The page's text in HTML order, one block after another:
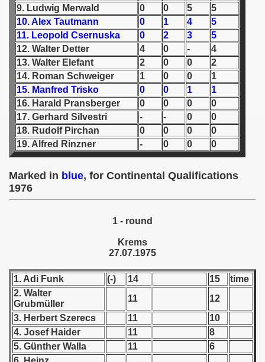
9. Ludwig Merwald
0 0 5
5
10. Alex Tautmann
0 1 4
5
11. Leopold Csernuska
0 2 3
5
12. Walter Detter
4 0 -
4
13. Walter Elefant
2 0 0
2
14. Roman Schweiger
1 0 0
1
15. Manfred Trisko
0 0 1
1
16. Harald Pransberger
0 0 0
0
17. Gerhard Silvestri
- - 0
0
18. Rudolf Pirchan
0 0 0
0
19. Alfred Rinzner
- 0 0 0
Marked in blue, for Continental Qualifications
1976
1 - round
Krems
27.07.1975
1. Adi Funk (-) 14 15
time
2. Walter
Grubmüller
11
12
3. Herbert Szerecs
11
10
4. Josef Haider
11
8
5. Günther Walla
11
6
1946
- 1955
- 1956
- 1957